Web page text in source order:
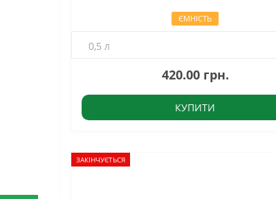
ЄМНІСТЬ
420.00 грн.
КУПИТИ
ЗАКІНЧУЄТЬСЯ